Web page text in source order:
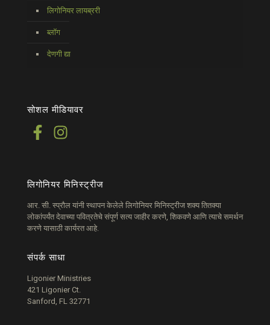
लिगोनियर लायब्ररी
ब्लॉग
देणगी द्या
सोशल मीडियावर
लिगोनियर मिनिस्ट्रीज
आर. सी. स्प्रौल यांनी स्थापन केलेले लिगोनियर मिनिस्ट्रीज शक्य तितक्या
लोकांपर्यंत देवाच्या पवित्रतेचे संपूर्ण सत्य जाहीर करणे, शिकवणे आणि त्याचे समर्थन
करणे यासाठी कार्यरत आहे.
संपर्क साधा
Ligonier Ministries
421 Ligonier Ct.
Sanford, FL 32771